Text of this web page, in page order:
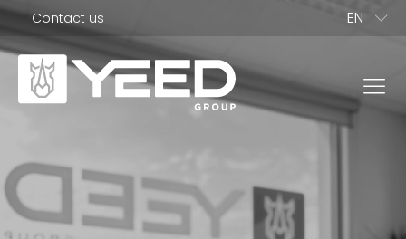
Contact us
EN
PL
ES
OUR RANGE
Origin Range